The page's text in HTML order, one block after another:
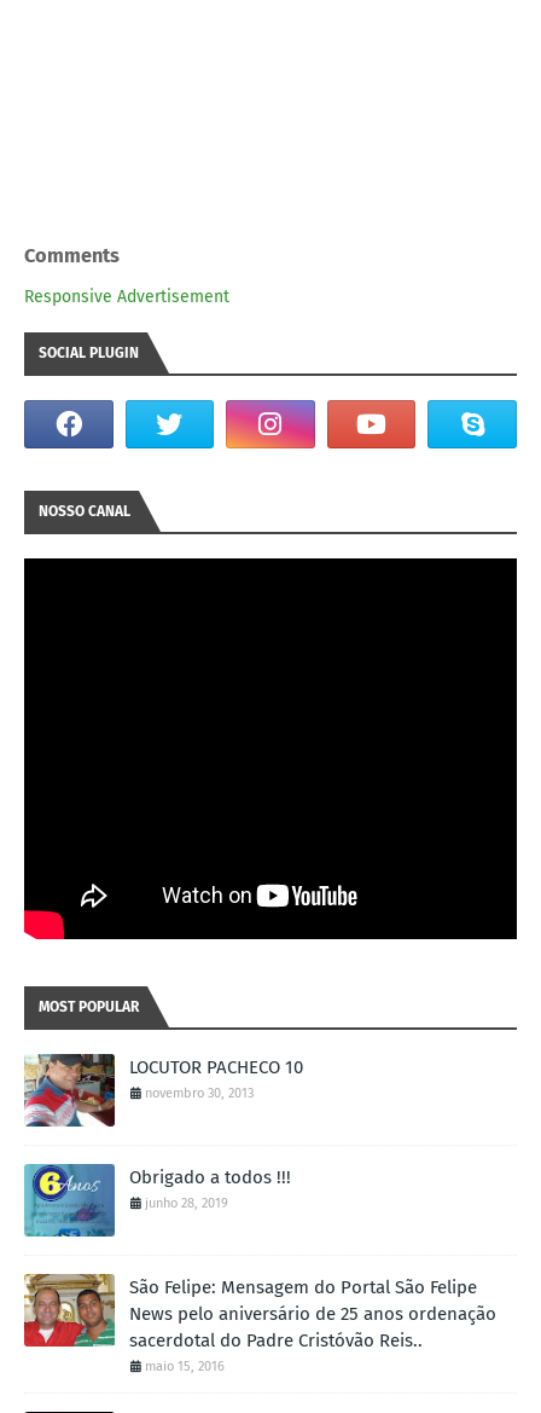
Comments
Responsive Advertisement
SOCIAL PLUGIN
NOSSO CANAL
MOST POPULAR
LOCUTOR PACHECO 10
novembro 30, 2013
Obrigado a todos !!!
junho 28, 2019
São Felipe: Mensagem do Portal São Felipe
News pelo aniversário de 25 anos ordenação
sacerdotal do Padre Cristóvão Reis..
maio 15, 2016